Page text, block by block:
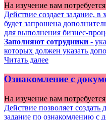
На изучение вам
Действие создает задание, в
будет запрошена
для выполнения бизнес-
Заполняют сотрудники -
которых должен указать
Читать далее
Ознакомление с
На изучение вам
Действие позволяет
задание по ознакомлению с